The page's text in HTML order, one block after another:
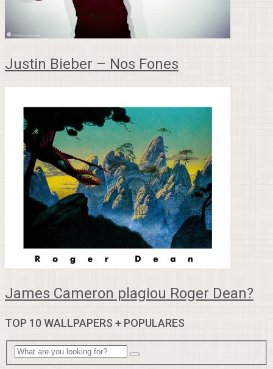
Justin Bieber – Nos Fones
James Cameron plagiou Roger Dean?
TOP 10 WALLPAPERS + POPULARES